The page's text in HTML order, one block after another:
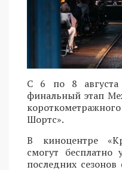
С 6 по 8
финальный этап
Шортс».
В киноцентре
смогут
последних сезонов